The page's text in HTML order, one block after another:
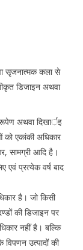
सृजनात्मक कला से
डिजाइन अथवा
रूपेण अथवा दिखार्इ
को एकांकी अधिकार
सामग्री आदि है।
एवं प्रत्येक वर्ष बाद
है। जो किसी
की डिजाइन पर
नहीं है। बल्कि
उत्पादों की